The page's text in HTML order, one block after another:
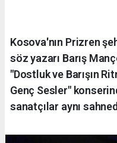
Kosova'nın Prizren
söz yazarı Barış
"Dostluk ve Barışın
Genç Sesler"
sanatçılar aynı